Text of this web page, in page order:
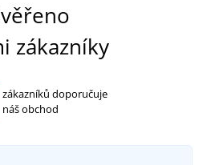
zákazníky
zákazníků doporučuje
náš obchod